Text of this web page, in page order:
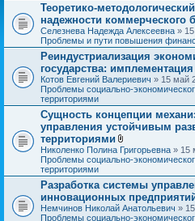
Теоретико-
надежности коммерческого
Селезнева Надежда Алексеевна »
Проблемы и пути повышения
Реиндустриализация
государства:
Котов Евгений Валериевич » 15 май
Проблемы социально-
территориями
Сущность концепции
управления устойчивым
территориями
В
л
ж
е
н
и
я
Николенко Полина Григорьевна » 15
Проблемы социально-
территориями
Разработка системы
инновационных
Немчинов Николай Анатольевич »
Проблемы социально-